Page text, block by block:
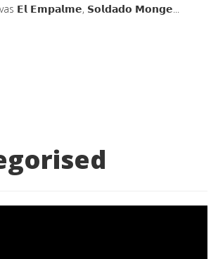
𝗘𝗹 𝗘𝗺𝗽𝗮𝗹𝗺𝗲, 𝗦𝗼𝗹𝗱𝗮𝗱𝗼 𝗠𝗼𝗻𝗴𝗲...